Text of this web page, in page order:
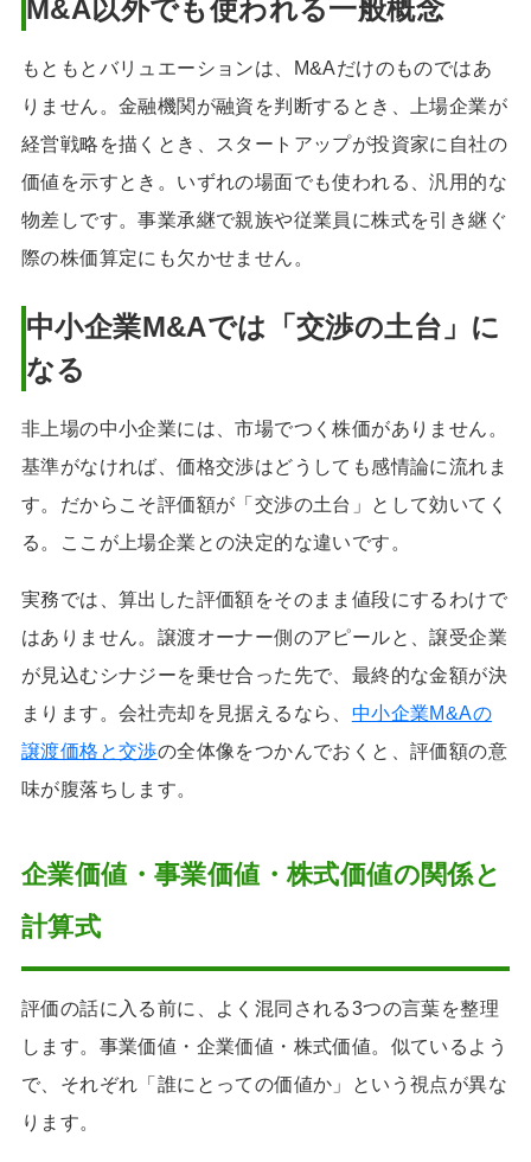
M&A以外でも使われる一般概念
もともとバリュエーションは、M&Aだけのものではあ
りません。金融機関が融資を判断するとき、上場企業が
経営戦略を描くとき、スタートアップが投資家に自社の
価値を示すとき。いずれの場面でも使われる、汎用的な
物差しです。事業承継で親族や従業員に株式を引き継ぐ
際の株価算定にも欠かせません。
中小企業M&Aでは「交渉の土台」に
なる
非上場の中小企業には、市場でつく株価がありません。
基準がなければ、価格交渉はどうしても感情論に流れま
す。だからこそ評価額が「交渉の土台」として効いてく
る。ここが上場企業との決定的な違いです。
実務では、算出した評価額をそのまま値段にするわけで
はありません。譲渡オーナー側のアピールと、譲受企業
が見込むシナジーを乗せ合った先で、最終的な金額が決
まります。会社売却を見据えるなら、 中小企業M&Aの
譲渡価格と交渉の全体像をつかんでおくと、評価額の意
味が腹落ちします。
企業価値・事業価値・株式価値の関係と
計算式
評価の話に入る前に、よく混同される3つの言葉を整理
します。事業価値・企業価値・株式価値。似ているよう
で、それぞれ「誰にとっての価値か」という視点が異な
ります。